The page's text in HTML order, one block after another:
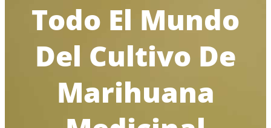
Todo El Mundo
Del Cultivo De
Marihuana